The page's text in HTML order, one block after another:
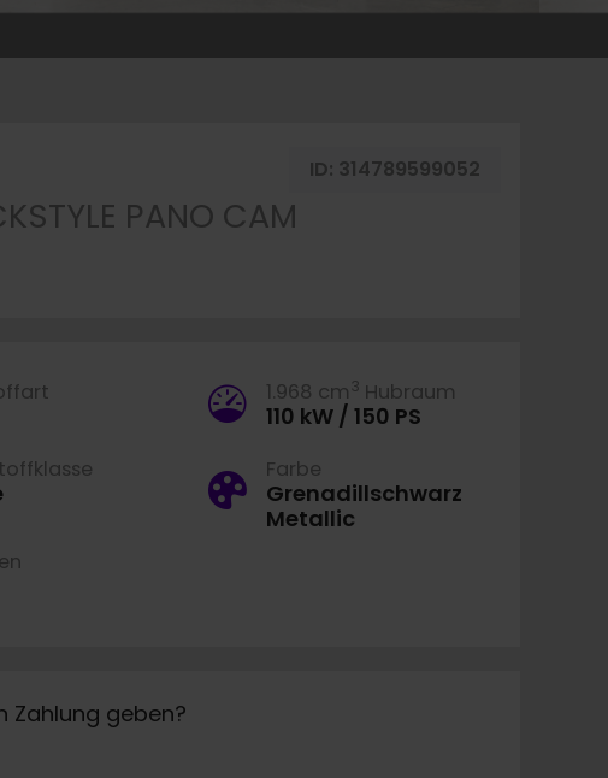
merken ID: 314789599052
PANO CAM
1.968 cm 3 Hubraum
110 kW / 150 PS
Farbe
Grenadillschwarz
Metallic
Zahlung geben?